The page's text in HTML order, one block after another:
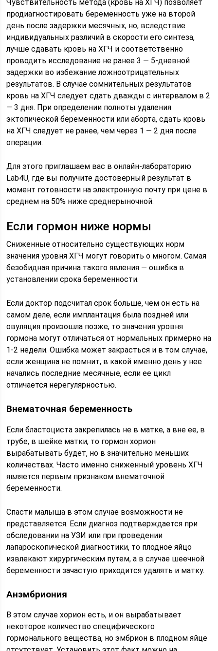
Чувствительность метода (кровь на ХГЧ) позволяет
продиагностировать беременность уже на второй
день после задержки месячных, но, вследствие
индивидуальных различий в скорости его синтеза,
лучше сдавать кровь на ХГЧ и соответственно
проводить исследование не ранее 3 — 5-дневной
задержки во избежание ложноотрицательных
результатов. В случае сомнительных результатов
кровь на ХГЧ следует сдать дважды с интервалом в 2
— 3 дня. При определении полноты удаления
эктопической беременности или аборта, сдать кровь
на ХГЧ следует не ранее, чем через 1 — 2 дня после
операции.
Для этого приглашаем вас в онлайн-лабораторию
Lab4U, где вы получите достоверный результат в
момент готовности на электронную почту при цене в
среднем на 50% ниже среднерыночной.
Если гормон ниже нормы
Сниженные относительно существующих норм
значения уровня ХГЧ могут говорить о многом. Самая
безобидная причина такого явления — ошибка в
установлении срока беременности.
Если доктор подсчитал срок больше, чем он есть на
самом деле, если имплантация была поздней или
овуляция произошла позже, то значения уровня
гормона могут отличаться от нормальных примерно на
1-2 недели. Ошибка может закрасться и в том случае,
если женщина не помнит, в какой именно день у нее
начались последние месячные, если ее цикл
отличается нерегулярностью.
Внематочная беременность
Если бластоциста закрепилась не в матке, а вне ее, в
трубе, в шейке матки, то гормон хорион
вырабатывать будет, но в значительно меньших
количествах. Часто именно сниженный уровень ХГЧ
является первым признаком внематочной
беременности.
Спасти малыша в этом случае возможности не
представляется. Если диагноз подтверждается при
обследовании на УЗИ или при проведении
лапароскопической диагностики, то плодное яйцо
извлекают хирургическим путем, а в случае шеечной
беременности зачастую приходится удалять и матку.
Анэмбриония
В этом случае хорион есть, и он вырабатывает
некоторое количество специфического
гормонального вещества, но эмбрион в плодном яйце